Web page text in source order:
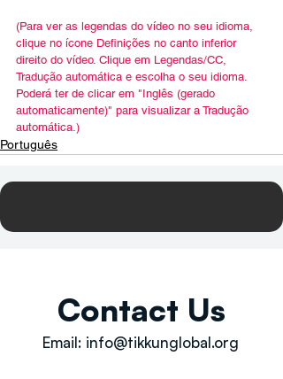
(Para ver as legendas do vídeo no seu idioma,
clique no ícone Definições no canto inferior
direito do vídeo. Clique em Legendas/CC,
Tradução automática e escolha o seu idioma.
Poderá ter de clicar em "Inglês (gerado
automaticamente)" para visualizar a Tradução
automática.)
Português
Contact Us
Email: info@tikkunglobal.org